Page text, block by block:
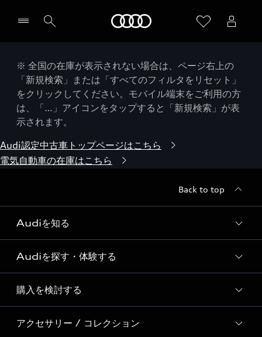
※ 全国の在庫が表示されない場合は、ページ右上の
「新規検索」または「すべてのフィルタをリセット」
をクリックしてください。モバイル端末をご利用の方
は、「…」アイコンをタップすると「新規検索」が表
示されます。
Audi認定中古車トップページはこちら
電気自動車の在庫はこちら
Back to top
Audiを知る
Audi ブランド
Story of Progress
Audi Sport
Formula 1®
Audiを探す・体験する
ディーラー検索
新車在庫検索
購入を検討する
モデル一覧
アクセサリー / コレクション